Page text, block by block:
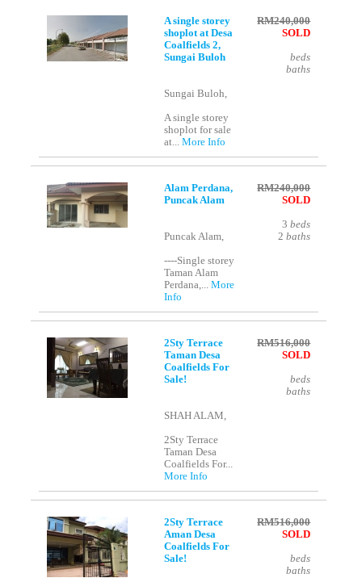
A single storey
shoplot at Desa
Coalfields 2,
Sungai Buloh
Sungai Buloh,
A single storey
shoplot for sale
at...More Info
RM240,000
SOLD
beds
baths
Alam Perdana,
Puncak Alam
Puncak Alam,
----Single storey
Taman Alam
Perdana,...More
Info
RM240,000
SOLD
3 beds
2 baths
2Sty Terrace
Taman Desa
Coalfields For
Sale!
SHAH ALAM,
2Sty Terrace
Taman Desa
Coalfields For...
More Info
RM516,000
SOLD
beds
baths
2Sty Terrace
Aman Desa
Coalfields For
Sale!
RM516,000
SOLD
beds
baths